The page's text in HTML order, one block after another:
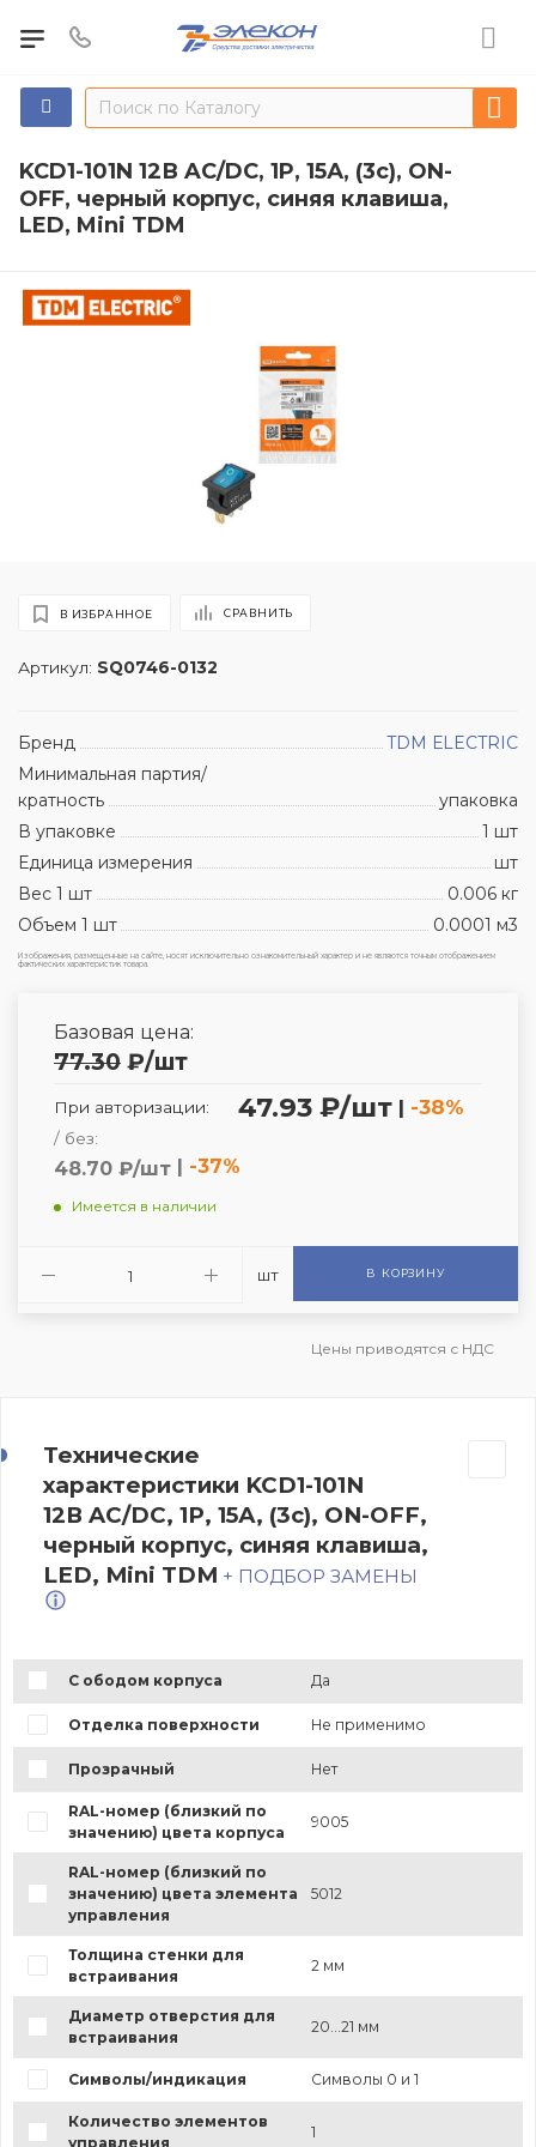
KCD1-101N 12В AC/DC, 1P, 15А, (3с), ON-
OFF, черный корпус, синяя клавиша,
LED, Mini TDM
Артикул: SQ0746-0132
В ИЗБРАННОЕ СРАВНИТЬ
Бренд
TDM ЕLECTRIC
Минимальная партия/
кратность
упаковка
В упаковке
1 шт
Единица измерения
шт
Вес 1 шт
0.006 кг
Объем 1 шт
0.0001 м3
Изображения, размещенные на сайте, носят исключительно ознакомительный характер и не являются точным отображением
фактических характеристик товара.
Базовая цена:
77.30 ₽/шт
При авторизации: 47.93 ₽/шт | -38%
/ без:
48.70 ₽/шт | -37%
Имеется в наличии
шт В КОРЗИНУ
Цены приводятся с НДС
Технические
характеристики KCD1-101N
12В AC/DC, 1P, 15А, (3с), ON-OFF,
черный корпус, синяя клавиша,
LED, Mini TDM + ПОДБОР ЗАМЕНЫ
С ободом корпуса Да
Отделка поверхности Не применимо
Прозрачный Нет
RAL-номер (близкий по
значению) цвета корпуса
9005
RAL-номер (близкий по
значению) цвета элемента
управления
5012
Толщина стенки для
встраивания
2 мм
Диаметр отверстия для
встраивания
20...21 мм
Символы/индикация Символы 0 и 1
Количество элементов
управления
1